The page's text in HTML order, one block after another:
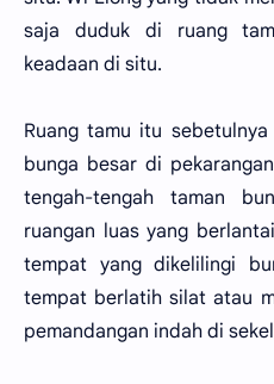
saja duduk di ruang
keadaan di situ.
Ruang tamu itu
bunga besar di
tengah-tengah taman
ruangan luas yang
tempat yang dikelilingi
tempat berlatih silat atau
pemandangan indah di